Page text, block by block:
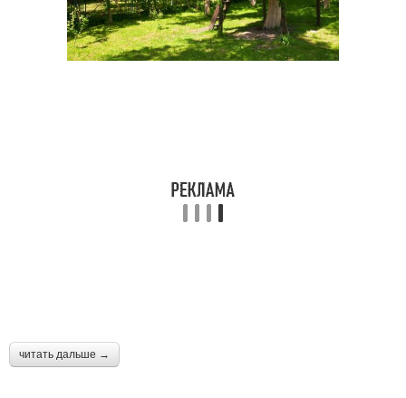
читать дальше →